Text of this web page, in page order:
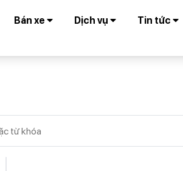
Bán xe Dịch vụ
Tin tức